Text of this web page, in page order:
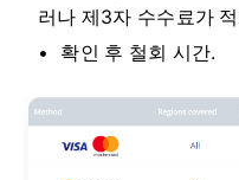
러나 제3자 수수료가
확인 후 철회 시간.